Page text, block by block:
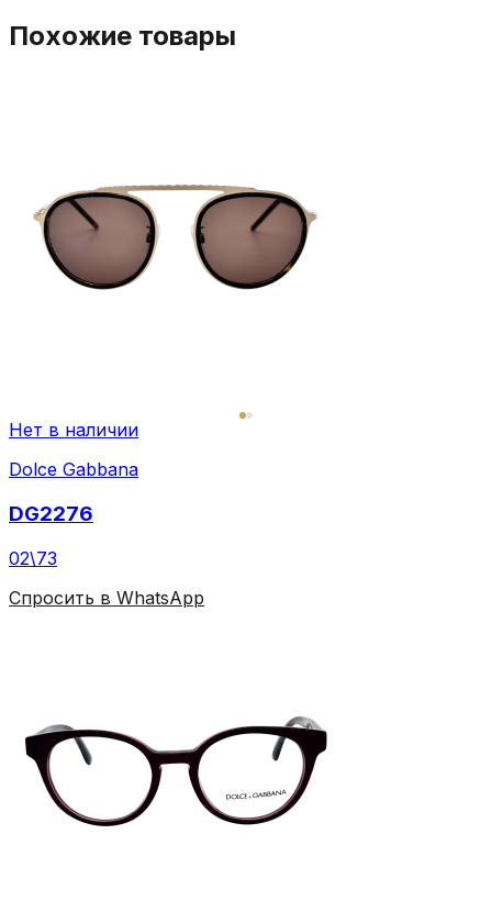
Похожие товары
Нет в наличии
Dolce Gabbana
DG2276
02\73
Спросить в WhatsApp